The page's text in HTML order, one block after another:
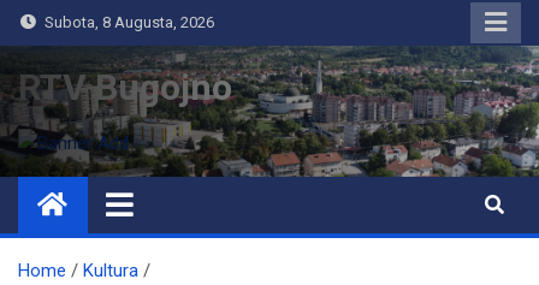
Subota, 8 Augusta, 2026
RTV Bugojno
Home
Kultura